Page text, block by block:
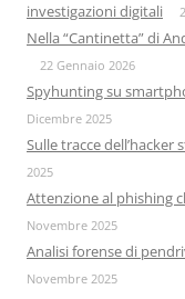
investigazioni digitali
Nella “Cantinetta” di
22 Gennaio 2026
Spyhunting su
Dicembre 2025
Sulle tracce dell’hacker
2025
Attenzione al phishing
Novembre 2025
Analisi forense di
Novembre 2025